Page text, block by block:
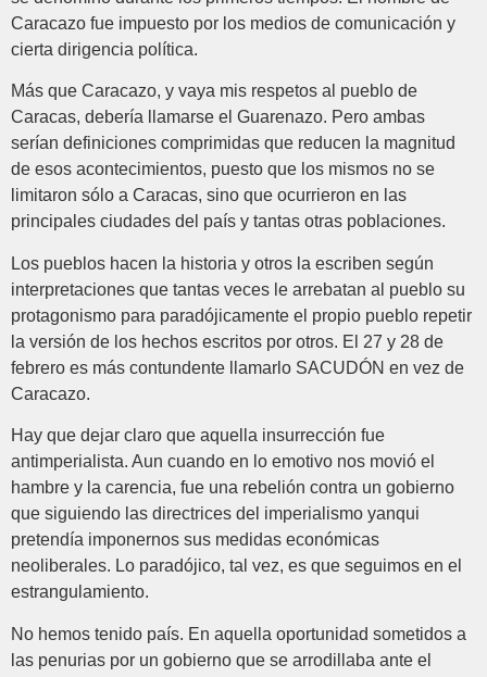
Caracazo fue impuesto por los medios de comunicación y
cierta dirigencia política.
Más que Caracazo, y vaya mis respetos al pueblo de
Caracas, debería llamarse el Guarenazo. Pero ambas
serían definiciones comprimidas que reducen la magnitud
de esos acontecimientos, puesto que los mismos no se
limitaron sólo a Caracas, sino que ocurrieron en las
principales ciudades del país y tantas otras poblaciones.
Los pueblos hacen la historia y otros la escriben según
interpretaciones que tantas veces le arrebatan al pueblo su
protagonismo para paradójicamente el propio pueblo repetir
la versión de los hechos escritos por otros. El 27 y 28 de
febrero es más contundente llamarlo SACUDÓN en vez de
Caracazo.
Hay que dejar claro que aquella insurrección fue
antimperialista. Aun cuando en lo emotivo nos movió el
hambre y la carencia, fue una rebelión contra un gobierno
que siguiendo las directrices del imperialismo yanqui
pretendía imponernos sus medidas económicas
neoliberales. Lo paradójico, tal vez, es que seguimos en el
estrangulamiento.
No hemos tenido país. En aquella oportunidad sometidos a
las penurias por un gobierno que se arrodillaba ante el